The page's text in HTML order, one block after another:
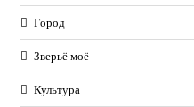
Город
Зверьё моё
Культура